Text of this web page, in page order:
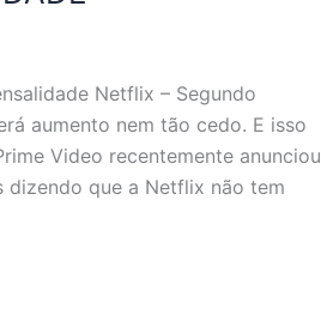
Netflix – Segundo
aumento nem tão cedo. E isso
Video recentemente anunciou
dizendo que a Netflix não tem